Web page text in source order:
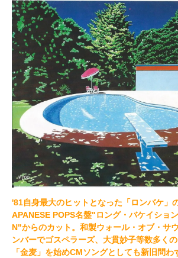
'81自身最大のヒットとなった「ロンバケ」
APANESE POPS名盤"ロング・バケイショ
N"からのカット。和製ウォール・オブ・サ
ンバーでゴスペラーズ、大貫妙子等数多く
「金麦」を始めCMソングとしても新旧問わ